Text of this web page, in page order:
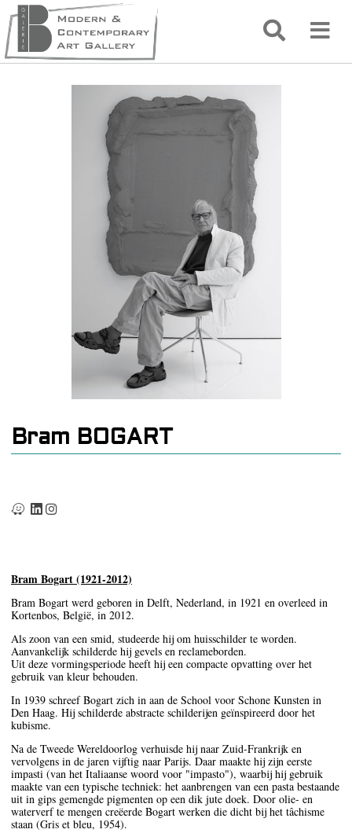
Bram BOGART
Bram Bogart (1921-2012)
Bram Bogart werd geboren in Delft, Nederland, in 1921 en overleed in
Kortenbos, België, in 2012.
Als zoon van een smid, studeerde hij om huisschilder te worden.
Aanvankelijk schilderde hij gevels en reclameborden.
Uit deze vormingsperiode heeft hij een compacte opvatting over het
gebruik van kleur behouden.
In 1939 schreef Bogart zich in aan de School voor Schone Kunsten in
Den Haag. Hij schilderde abstracte schilderijen geïnspireerd door het
kubisme.
Na de Tweede Wereldoorlog verhuisde hij naar Zuid-Frankrijk en
vervolgens in de jaren vijftig naar Parijs. Daar maakte hij zijn eerste
impasti (van het Italiaanse woord voor "impasto"), waarbij hij gebruik
maakte van een typische techniek: het aanbrengen van een pasta bestaande
uit in gips gemengde pigmenten op een dik jute doek. Door olie- en
waterverf te mengen creëerde Bogart werken die dicht bij het tâchisme
staan (Gris et bleu, 1954).